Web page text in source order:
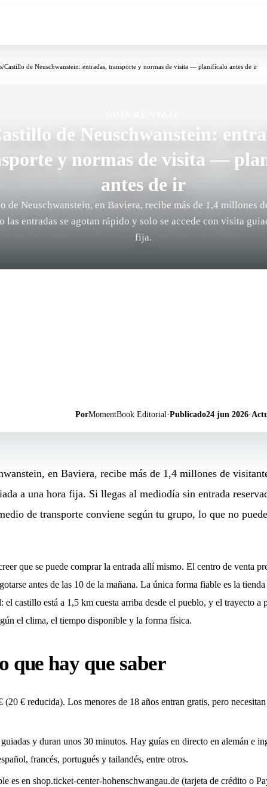
/Castillo de Neuschwanstein: entradas, transporte y normas de visita — planifícalo antes de ir
de Neuschwanstein:
y normas de visita —
antes de ir
de Neuschwanstein, en Baviera, recibe más de 1,4 millones
las entradas se agotan rápido y solo se accede con visita
fija.
PorMomentBook Editorial·Publicado24 jun 2026·
en Baviera, recibe más de 1,4 millones de
a una hora fija. Si llegas al mediodía sin entrada
de transporte conviene según tu grupo, lo que no
que se puede comprar la entrada allí mismo. El centro de venta
antes de las 10 de la mañana. La única forma fiable es la
el castillo está a 1,5 km cuesta arriba desde el pueblo, y el trayecto
el clima, el tiempo disponible y la forma física.
que hay que saber
(20 € reducida). Los menores de 18 años entran gratis, pero
y duran unos 30 minutos. Hay guías en directo en alemán e
francés, portugués y tailandés, entre otros.
es en shop.ticket-center-hohenschwangau.de (tarjeta de crédito o